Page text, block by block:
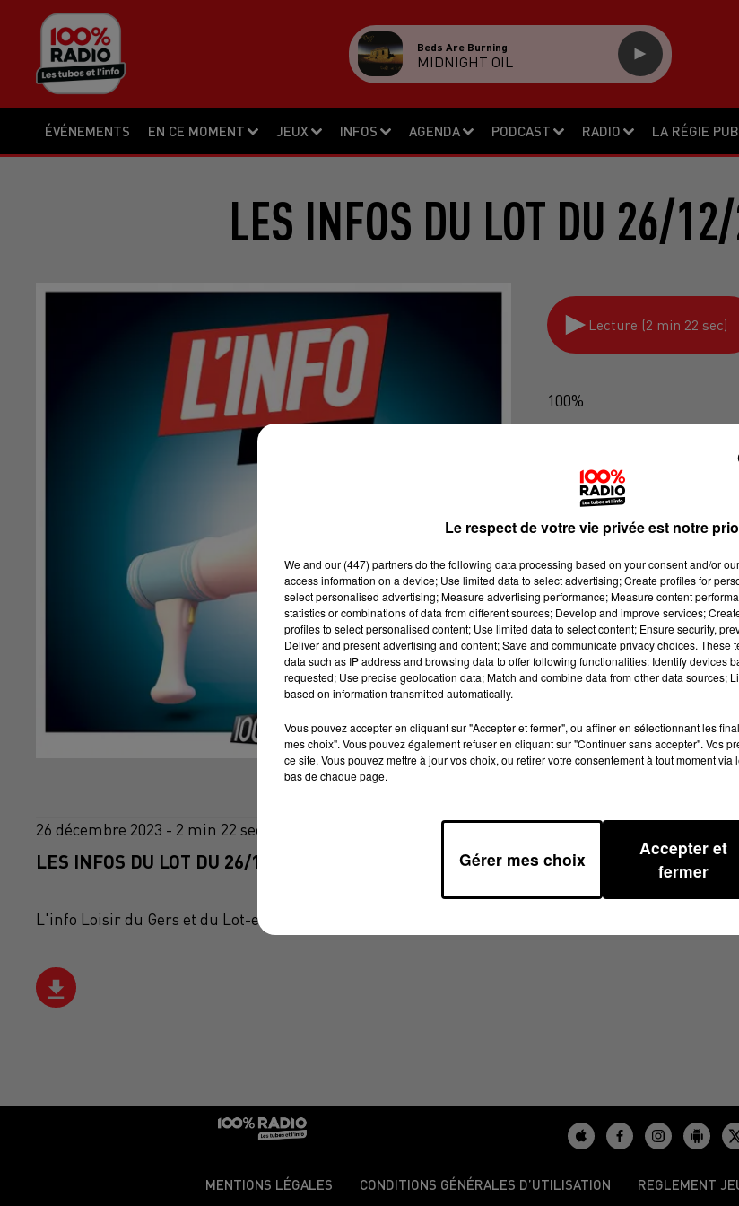
ÉVÉNEMENTS EN CE MOMENT JEUX INFOS AGENDA PODCAST RADIO LA RÉGIE PUB
Beds Are Burning
MIDNIGHT OIL
LES INFOS DU LOT DU 26/
Lecture (2 min 22 sec)
100%
26 décembre 2023 - 2 min 22 sec
LES INFOS DU LOT DU 26/12/2023 À 12H00
L'info Loisir du Gers et du Lot-et-Garonne du 26/12/2023
MENTIONS LÉGALES CONDITIONS GÉNÉRALES D’UTILISATION REGLEMENT
Le respect de votre vie privée est notre
We and our (447) partnersdo the following data processing based on your consent and/or
access information on a device; Use limited data to select advertising; Create profiles for
select personalised advertising; Measure advertising performance; Measure content
statistics or combinations of data from different sources; Develop and improve services;
profiles to select personalised content; Use limited data to select content; Ensure security,
Deliver and present advertising and content; Save and communicate privacy choices. These
data such as IP address and browsing data to offer following functionalities: Identify devices
requested; Use precise geolocation data; Match and combine data from other data sources;
based on information transmitted automatically.
Vous pouvez accepter en cliquant sur "Accepter et fermer", ou affiner en sélectionnant les
mes choix". Vous pouvez également refuser en cliquant sur "Continuer sans accepter". Vos
ce site. Vous pouvez mettre à jour vos choix, ou retirer votre consentement à tout moment
bas de chaque page.
Gérer mes choix
Accepter et
fermer